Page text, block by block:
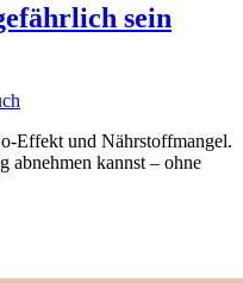
sein
Effekt und Nährstoffmangel.
abnehmen kannst – ohne